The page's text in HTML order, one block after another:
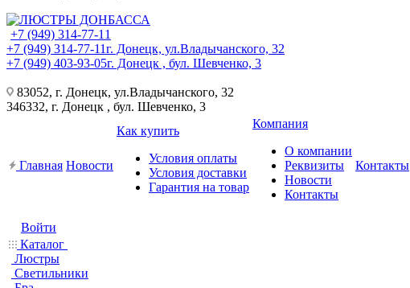
+7 (949) 314-77-11
+7 (949) 314-77-11г. Донецк, ул.Владычанского, 32
+7 (949) 403-93-05г. Донецк , бул. Шевченко, 3
83052, г. Донецк, ул.Владычанского, 32
346332, г. Донецк , бул. Шевченко, 3
Главная Новости
Как купить
Условия оплаты
Условия доставки
Гарантия на товар
Компания
О компании
Реквизиты
Новости
Контакты
Контакты
Войти
Каталог
Люстры
Светильники